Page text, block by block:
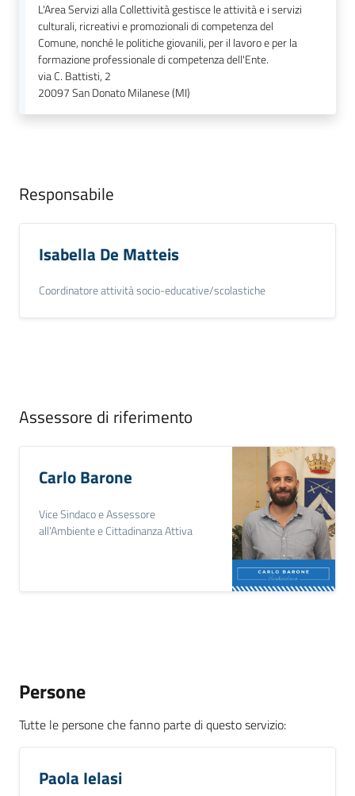
L'Area Servizi alla Collettività gestisce le attività e i servizi
culturali, ricreativi e promozionali di competenza del
Comune, nonché le politiche giovanili, per il lavoro e per la
formazione professionale di competenza dell'Ente.
via C. Battisti, 2
20097San Donato Milanese (MI)
Responsabile
Isabella De Matteis
Coordinatore attività socio-educative/scolastiche
Assessore di riferimento
Carlo Barone
Vice Sindaco e Assessore
all’Ambiente e Cittadinanza Attiva
Persone
Tutte le persone che fanno parte di questo servizio:
Paola Ielasi